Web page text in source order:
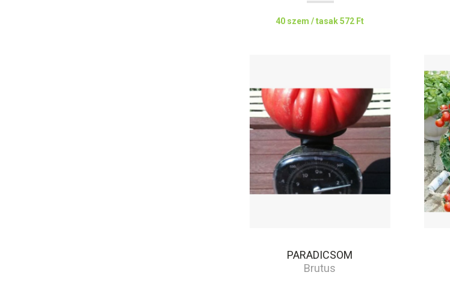
40 szem / tasak572 Ft
PARADICSOM
Brutus